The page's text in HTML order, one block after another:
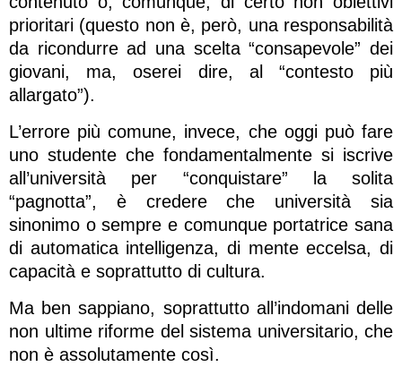
prioritari (questo non è, però, una responsabilità
da ricondurre ad una scelta “consapevole” dei
giovani, ma, oserei dire, al “contesto più
allargato”).
L’errore più comune, invece, che oggi può fare
uno studente che fondamentalmente si iscrive
all’università per “conquistare” la solita
“pagnotta”, è credere che università sia
sinonimo o sempre e comunque portatrice sana
di automatica intelligenza, di mente eccelsa, di
capacità e soprattutto di cultura.
Ma ben sappiano, soprattutto all’indomani delle
non ultime riforme del sistema universitario, che
non è assolutamente così.